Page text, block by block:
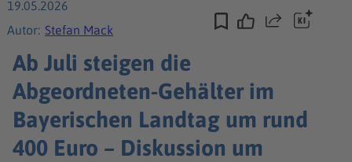
19.05.2026
Autor: Stefan Mack Teilen
Ab Juli steigen die
Abgeordneten-Gehälter im
Bayerischen Landtag um rund
400 Euro – Diskussion um